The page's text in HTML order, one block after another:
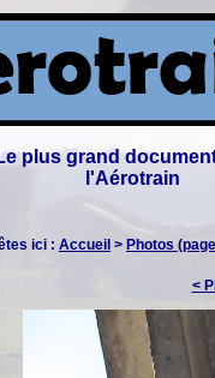
plus grand
l'Aérotrain
ici : Accueil > Photos
<